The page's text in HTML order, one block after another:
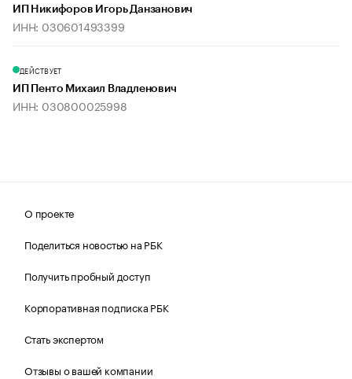
ИП Никифоров Игорь Данзанович
ИНН: 030601493399
ДЕЙСТВУЕТ
ИП Пенто Михаил Владленович
ИНН: 030800025998
О проекте
Поделиться новостью на РБК
Получить пробный доступ
Корпоративная подписка РБК
Стать экспертом
Отзывы о вашей компании